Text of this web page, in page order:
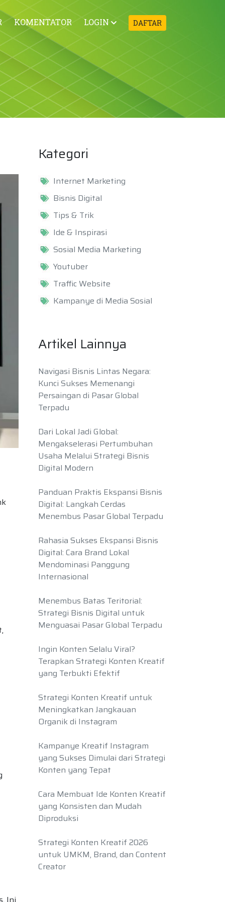
KOMENTATOR LOGIN DAFTAR
Kategori
Internet Marketing
Bisnis Digital
Tips & Trik
Ide & Inspirasi
Sosial Media Marketing
Youtuber
Traffic Website
Kampanye di Media Sosial
Artikel Lainnya
Navigasi Bisnis Lintas Negara:
Kunci Sukses Memenangi
Persaingan di Pasar Global
Terpadu
Dari Lokal Jadi Global:
Mengakselerasi Pertumbuhan
Usaha Melalui Strategi Bisnis
Digital Modern
Panduan Praktis Ekspansi Bisnis
Digital: Langkah Cerdas
Menembus Pasar Global Terpadu
Rahasia Sukses Ekspansi Bisnis
Digital: Cara Brand Lokal
Mendominasi Panggung
Internasional
Menembus Batas Teritorial:
Strategi Bisnis Digital untuk
Menguasai Pasar Global Terpadu
Ingin Konten Selalu Viral?
Terapkan Strategi Konten Kreatif
yang Terbukti Efektif
Strategi Konten Kreatif untuk
Meningkatkan Jangkauan
Organik di Instagram
Kampanye Kreatif Instagram
yang Sukses Dimulai dari Strategi
Konten yang Tepat
Cara Membuat Ide Konten Kreatif
yang Konsisten dan Mudah
Diproduksi
Strategi Konten Kreatif 2026
untuk UMKM, Brand, dan Content
Creator